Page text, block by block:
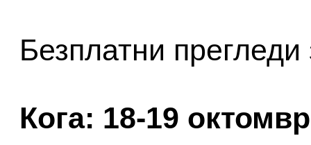
Безплатни
Кога: 18-19